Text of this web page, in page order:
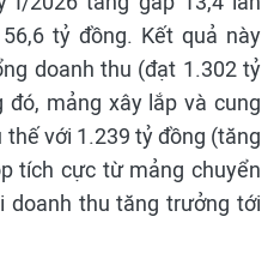
tỷ đồng. Kết quả này
doanh thu (đạt 1.302 tỷ
đó, mảng xây lắp và cung
với 1.239 tỷ đồng (tăng
tích cực từ mảng chuyển
doanh thu tăng trưởng tới